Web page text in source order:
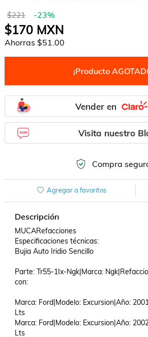
$221 -23%
$170MXN
Ahorras $51.00
¡Producto
Vender en
Visita nuestro
Compra
Agregar a favoritos
Descripción
MUCARefacciones
Especificaciones técnicas:
Bujia Auto Iridio Sencillo
Parte: Tr55-1Ix-Ngk|Marca:
con:
Marca: Ford|Modelo: Excursion|Año:
Lts
Marca: Ford|Modelo: Excursion|Año:
Lts